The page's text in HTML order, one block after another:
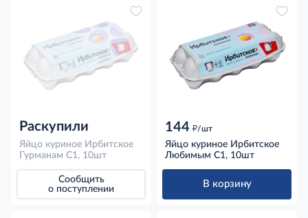
Раскупили
Яйцо куриное Ирбитское
Гурманам С1, 10шт
Сообщить
о поступлении
144 д/шт
Яйцо куриное Ирбитское
Любимым С1, 10шт
В корзину